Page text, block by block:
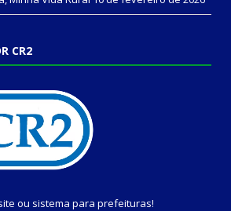
CR2
ou sistema para prefeituras!